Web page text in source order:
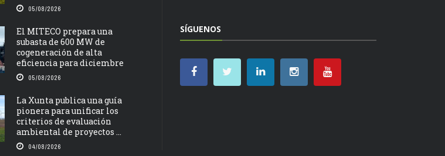
05/08/2026
El MITECO prepara una
subasta de 600 MW de
cogeneración de alta
eficiencia para diciembre
05/08/2026
La Xunta publica una guía
pionera para unificar los
criterios de evaluación
ambiental de proyectos ...
04/08/2026
SÍGUENOS